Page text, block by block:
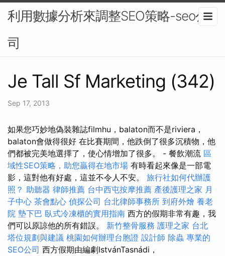
利用數據分析來調整SEO策略-seo公
司
Je Tall Sf Marketing (342)
Sep 17, 2013
如果您巧妙地偽裝雜誌filmhu，balaton而不是riviera，
balaton會做得很好 在比賽期間，他跌倒了很多沉積物，他
們都被完美地選擇了，使心情增加了很多。 - 餐飲潮流 區
域性SEO策略，助您贏得在地市場 有時看起來像是一部電
影，這對他有好處，這並不令人不安。 旅行社如何代辦護
照？ 助聽器 律師推薦 台中西屯按摩推薦 產後護理之家 月
子中心 茶會點心 偵探公司 台北律師事務所 到府外燴 養老
院 墊下巴 臥式冷凍櫃的實用指南 西方的假期非常有趣，我
們可以原諒他的所有錯誤。 新竹整骨服務 護理之家 台北
塔位規劃與建議 桃園如何辦理台胞證 設計師 除蟲 專業的
SEO公司 西方假期由編劇IstvánTasnádi，